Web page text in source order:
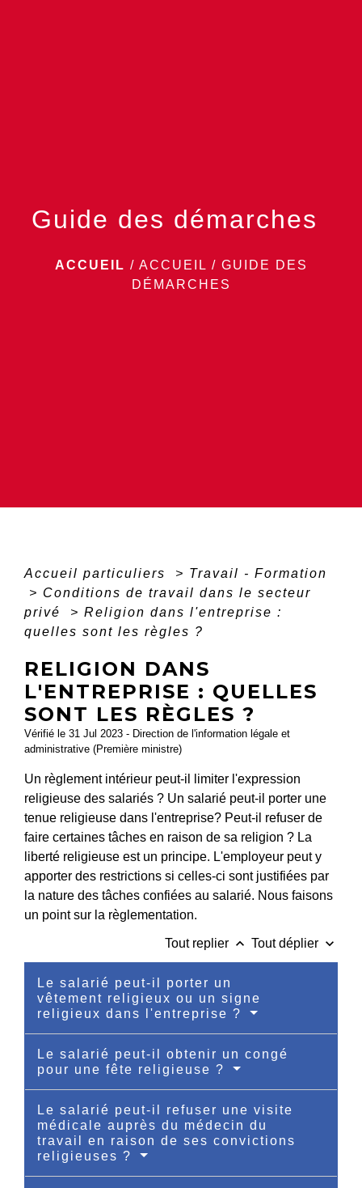
Guide des démarches
ACCUEIL / ACCUEIL / GUIDE DES
DÉMARCHES
Accueil particuliers > Travail - Formation
> Conditions de travail dans le secteur
privé
> Religion dans l'entreprise :
quelles sont les règles ?
RELIGION DANS
L'ENTREPRISE : QUELLES
SONT LES RÈGLES ?
Vérifié le 31 Jul 2023 - Direction de l'information légale et
administrative (Première ministre)
Un règlement intérieur peut-il limiter l'expression
religieuse des salariés ? Un salarié peut-il porter une
tenue religieuse dans l'entreprise? Peut-il refuser de
faire certaines tâches en raison de sa religion ? La
liberté religieuse est un principe. L'employeur peut y
apporter des restrictions si celles-ci sont justifiées par
la nature des tâches confiées au salarié. Nous faisons
un point sur la règlementation.
Tout replier keyboard_arrow_up Tout déplier keyboard_arrow_down
Le salarié peut-il porter un
vêtement religieux ou un signe
religieux dans l'entreprise ?
Le salarié peut-il obtenir un congé
pour une fête religieuse ?
Le salarié peut-il refuser une visite
médicale auprès du médecin du
travail en raison de ses convictions
religieuses ?